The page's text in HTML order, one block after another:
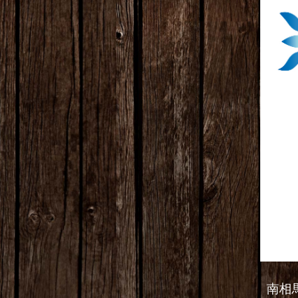
南相